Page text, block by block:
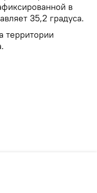
в
35,2 градуса.
территории